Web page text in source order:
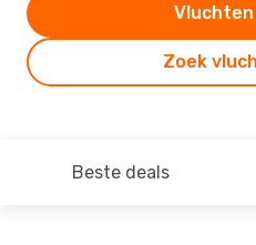
Zoek
Beste deals